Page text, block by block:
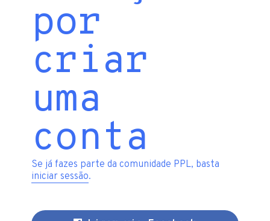
por
criar
uma
conta
Se já fazes parte da comunidade PPL, basta
iniciar sessão.